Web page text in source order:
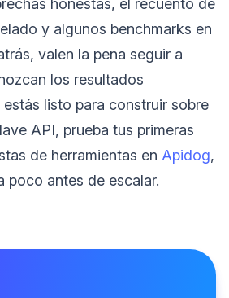
y algunos benchmarks en
valen la pena seguir a
los resultados
listo para construir sobre
API, prueba tus primeras
de herramientas en Apidog,
poco antes de escalar.